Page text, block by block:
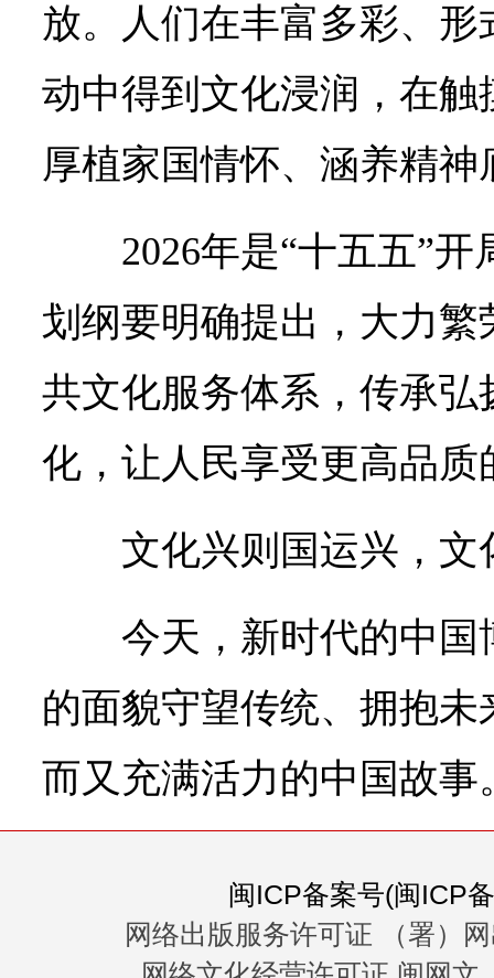
放。人们在丰富多彩、
动中得到文化浸润，在
厚植家国情怀、涵养精神
2026年是“十五五”
划纲要明确提出，大力
共文化服务体系，传承
化，让人民享受更高品质
文化兴则国运兴，文
今天，新时代的中
的面貌守望传统、拥抱
而又充满活力的中国故事
闽ICP备案号(闽ICP
网络出版服务许可证 （署）